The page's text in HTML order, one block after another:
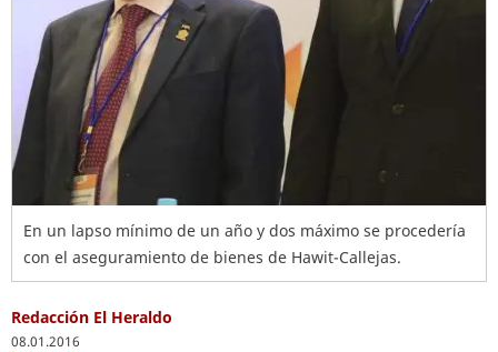
En un lapso mínimo de un año y dos máximo se procedería
con el aseguramiento de bienes de Hawit-Callejas.
Redacción El Heraldo
08.01.2016